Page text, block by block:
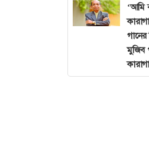
‘আমি
গানের
মুজিব